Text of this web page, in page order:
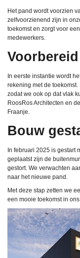
Het pand wordt voorzien
zelfvoorzienend zijn in
toekomst en zorgt voor
medewerkers.
In eerste instantie wordt
rekening met de
zodat we ook op dat vlak
RoosRos Architecten en
Fraanje.
Bouw
In februari 2025 is gestart
geplaatst zijn de
gestort. We verwachten
naar het nieuwe pand.
Met deze stap zetten we
een mooie toekomst in